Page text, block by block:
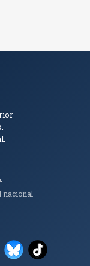
nacional
janela)
em nova janela)
(abre em nova
(abre em nova
Bluesky (abre
TikTok